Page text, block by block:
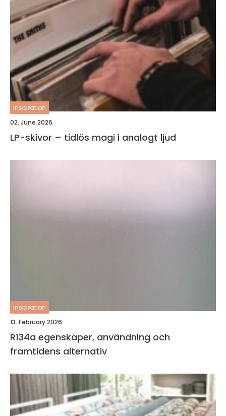
inspiration
02. June 2026
LP-skivor – tidlös magi i analogt ljud
inspiration
13. February 2026
R134a egenskaper, användning och
framtidens alternativ